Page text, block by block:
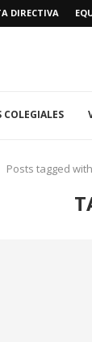
DIRECTIVA
COLEGIALES
Posts tagged